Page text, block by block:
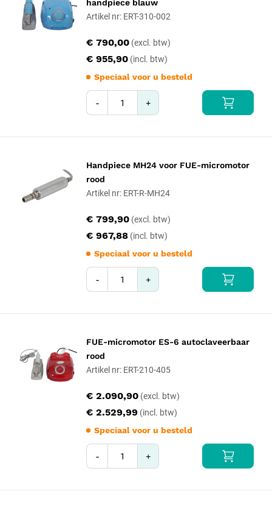
handpiece blauw
Artikel nr: ERT-310-002
€ 955,90
€ 790,00
Speciaal voor u besteld
- +
Handpiece MH24 voor FUE-micromotor
rood
Artikel nr: ERT-R-MH24
€ 967,88
€ 799,90
Speciaal voor u besteld
- +
FUE-micromotor ES-6 autoclaveerbaar
rood
Artikel nr: ERT-210-405
€ 2.529,99
€ 2.090,90
Speciaal voor u besteld
- +